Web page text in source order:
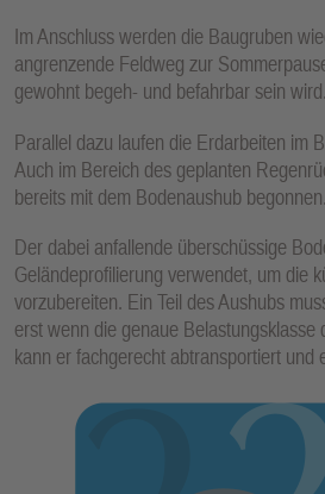
Im Anschluss werden die Baugruben
angrenzende Feldweg zur
gewohnt begeh- und befahrbar sein wird.
Parallel dazu laufen die Erdarbeiten im
Auch im Bereich des geplanten
bereits mit dem Bodenaushub begonnen.
Der dabei anfallende überschüssige
Geländeprofilierung verwendet, um die
vorzubereiten. Ein Teil des Aushubs
erst wenn die genaue Belastungsklasse
kann er fachgerecht abtransportiert und